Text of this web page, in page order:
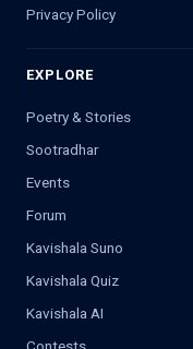
Privacy Policy
EXPLORE
Poetry & Stories
Sootradhar
Events
Forum
Kavishala Suno
Kavishala Quiz
Kavishala AI